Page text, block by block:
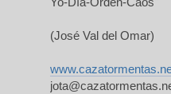
(José Val del Omar)